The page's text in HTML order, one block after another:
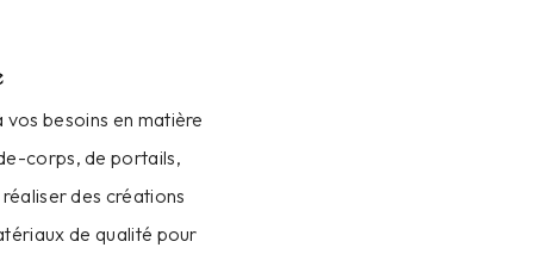
besoins en matière
corps, de portails,
des créations
de qualité pour